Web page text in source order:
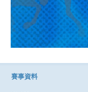
賽事資料